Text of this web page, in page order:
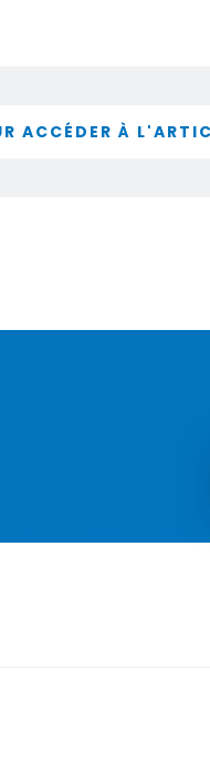
ACCÉDER À